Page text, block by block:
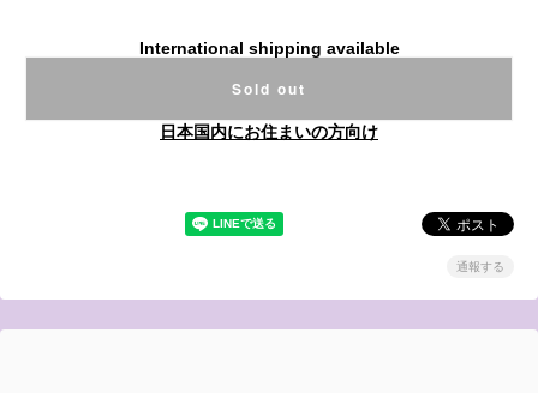
International shipping available
Sold out
日本国内にお住まいの方向け
通報する